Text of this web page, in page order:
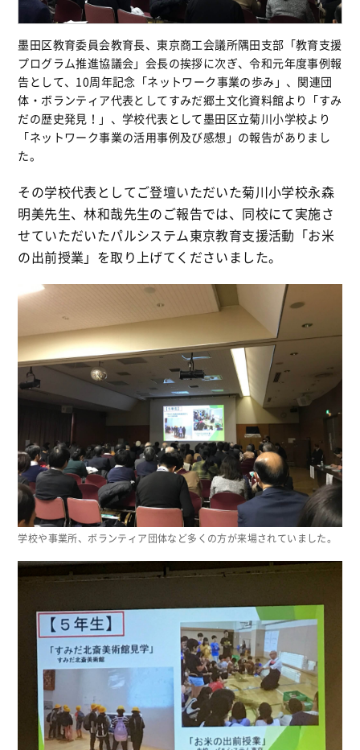
墨田区教育委員会教育長、東京商工会議所隅田支部「教育支援
プログラム推進協議会」会長の挨拶に次ぎ、令和元年度事例報
告として、10周年記念「ネットワーク事業の歩み」、関連団
体・ボランティア代表としてすみだ郷土文化資料館より「すみ
だの歴史発見！」、学校代表として墨田区立菊川小学校より
「ネットワーク事業の活用事例及び感想」の報告がありまし
た。
その学校代表としてご登壇いただいた菊川小学校永森
明美先生、林和哉先生のご報告では、同校にて実施さ
せていただいたパルシステム東京教育支援活動「お米
の出前授業」を取り上げてくださいました。
学校や事業所、ボランティア団体など多くの方が来場されていました。